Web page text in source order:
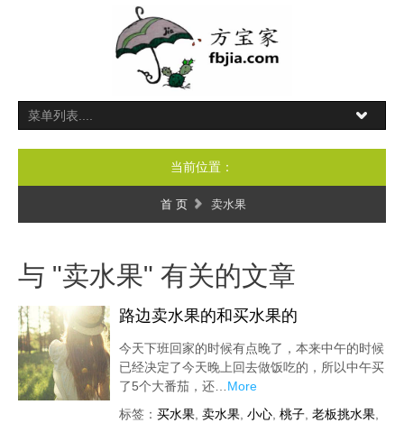
当前位置：
首 页 卖水果
与 "卖水果" 有关的文章
路边卖水果的和买水果的
今天下班回家的时候有点晚了，本来中午的时候
已经决定了今天晚上回去做饭吃的，所以中午买
了5个大番茄，还… More
标签： 买水果 卖水果 小心 桃子 老板挑水果